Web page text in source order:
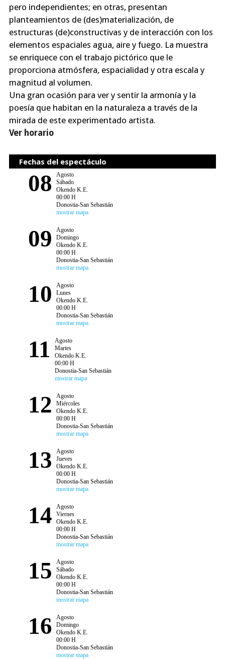
pero independientes; en otras, presentan
planteamientos de (des)materialización, de
estructuras (de)constructivas y de interacción con los
elementos espaciales agua, aire y fuego. La muestra
se enriquece con el trabajo pictórico que le
proporciona atmósfera, espacialidad y otra escala y
magnitud al volumen.
Una gran ocasión para ver y sentir la armonía y la
poesía que habitan en la naturaleza a través de la
mirada de este experimentado artista.
Ver horario
Fechas del espectáculo
08
Agosto
Sábado
Okendo K.E.
00:00 H
Donostia-San Sebastián
mostrar mapa
09
Agosto
Domingo
Okendo K.E.
00:00 H
Donostia-San Sebastián
mostrar mapa
10
Agosto
Lunes
Okendo K.E.
00:00 H
Donostia-San Sebastián
mostrar mapa
11
Agosto
Martes
Okendo K.E.
00:00 H
Donostia-San Sebastián
mostrar mapa
12
Agosto
Miércoles
Okendo K.E.
00:00 H
Donostia-San Sebastián
mostrar mapa
13
Agosto
Jueves
Okendo K.E.
00:00 H
Donostia-San Sebastián
mostrar mapa
14
Agosto
Viernes
Okendo K.E.
00:00 H
Donostia-San Sebastián
mostrar mapa
15
Agosto
Sábado
Okendo K.E.
00:00 H
Donostia-San Sebastián
mostrar mapa
16
Agosto
Domingo
Okendo K.E.
00:00 H
Donostia-San Sebastián
mostrar mapa